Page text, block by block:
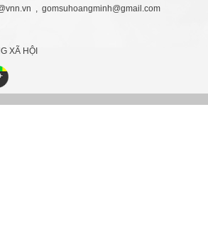
, gomsuhoangminh@gmail.com
XÃ HỘI